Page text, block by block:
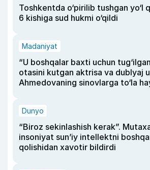
Toshkentda o‘pirilib tushgan yo‘l
6 kishiga sud hukmi o‘qildi
Madaniyat
“U boshqalar baxti uchun
otasini kutgan aktrisa va dublyaj
Ahmedovaning sinovlarga to‘la
Dunyo
“Biroz sekinlashish kerak”.
insoniyat sun’iy intellektni
qolishidan xavotir bildirdi